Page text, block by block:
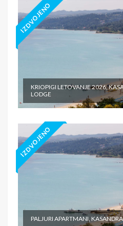
IZDVOJENO
KRIOPIGI LETOVANJE 2026,
LODGE
IZDVOJENO
PALJURI APARTMANI,